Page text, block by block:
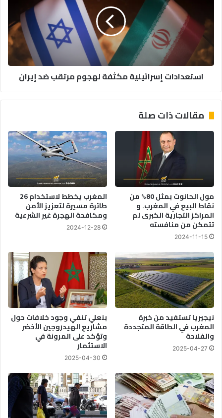
مرتقب
ضد
إيران
استعدادات إسرائيلية مكثفة لهجوم مرتقب ضد إيران
مقالات ذات صلة
مول الحانوت بمثل 80% من
نقاط البيع في المغرب. و
المراكز التجارية الكبرى لم
تتمكن من منافسته
2024-11-15
المغرب يخطط لاستخدام 26
طائرة مسيرة لتعزيز الأمن
ومكافحة الهجرة غير الشرعية
2024-12-28
نيجيريا تستفيد من خبرة
المغرب في الطاقة المتجددة
والفلاحة
2025-04-27
بنعلي تنفي وجود خلافات حول
مشاريع الهيدروجين الأخضر
وتؤكد على المرونة في
الاستثمار
2025-04-30